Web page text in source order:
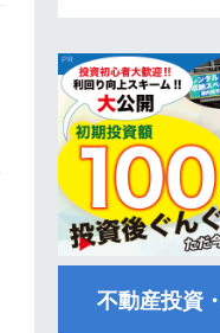
不動産投資